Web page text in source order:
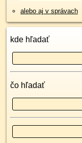
alebo aj v správach
kde hľadať
čo hľadať